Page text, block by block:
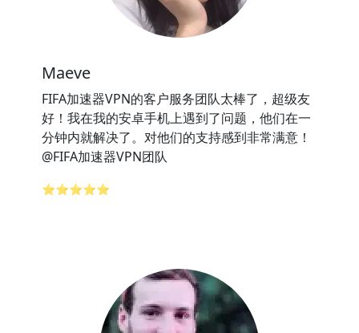
Maeve
FIFA加速器VPN的客户服务团队太棒了，超级友
好！我在我的安卓手机上遇到了问题，他们在一
分钟内就解决了。对他们的支持感到非常满意！
@FIFA加速器VPN团队
⭐⭐⭐⭐⭐